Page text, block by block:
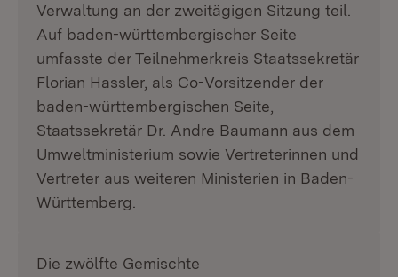
Verwaltung an der zweitägigen Sitzung teil.
Auf baden-württembergischer Seite
umfasste der Teilnehmerkreis Staatssekretär
Florian Hassler, als Co-Vorsitzender der
baden-württembergischen Seite,
Staatssekretär Dr. Andre Baumann aus dem
Umweltministerium sowie Vertreterinnen und
Vertreter aus weiteren Ministerien in Baden-
Württemberg.
Die zwölfte Gemischte